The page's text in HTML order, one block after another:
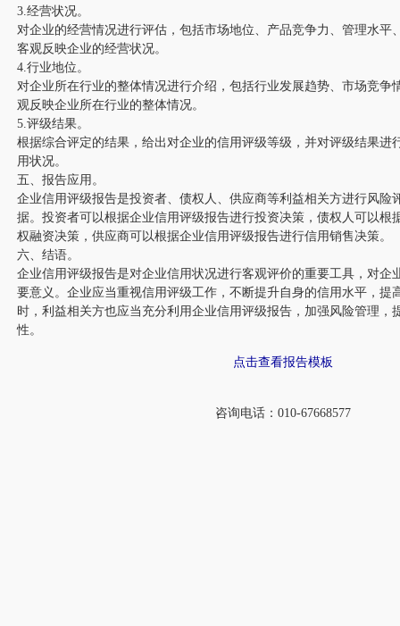
3.经营状况。
对企业的经营情况进行评估，包括市场地位、产品竞争力、管理水平
客观反映企业的经营状况。
4.行业地位。
对企业所在行业的整体情况进行介绍，包括行业发展趋势、市场竞争
观反映企业所在行业的整体情况。
5.评级结果。
根据综合评定的结果，给出对企业的信用评级等级，并对评级结果进
用状况。
五、报告应用。
企业信用评级报告是投资者、债权人、供应商等利益相关方进行风险
据。投资者可以根据企业信用评级报告进行投资决策，债权人可以根
权融资决策，供应商可以根据企业信用评级报告进行信用销售决策。
六、结语。
企业信用评级报告是对企业信用状况进行客观评价的重要工具，对企
要意义。企业应当重视信用评级工作，不断提升自身的信用水平，提
时，利益相关方也应当充分利用企业信用评级报告，加强风险管理，
性。
点击查看报告模板
咨询电话：010-67668577